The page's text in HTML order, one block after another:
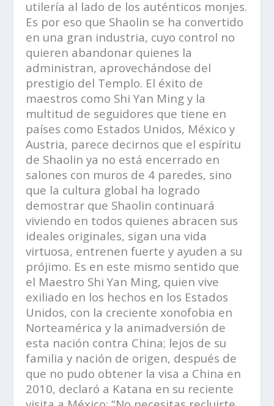
utilería al lado de los auténticos monjes.
Es por eso que Shaolin se ha convertido
en una gran industria, cuyo control no
quieren abandonar quienes la
administran, aprovechándose del
prestigio del Templo. El éxito de
maestros como Shi Yan Ming y la
multitud de seguidores que tiene en
países como Estados Unidos, México y
Austria, parece decirnos que el espíritu
de Shaolin ya no está encerrado en
salones con muros de 4 paredes, sino
que la cultura global ha logrado
demostrar que Shaolin continuará
viviendo en todos quienes abracen sus
ideales originales, sigan una vida
virtuosa, entrenen fuerte y ayuden a su
prójimo. Es en este mismo sentido que
el Maestro Shi Yan Ming, quien vive
exiliado en los hechos en los Estados
Unidos, con la creciente xonofobia en
Norteamérica y la animadversión de
esta nación contra China; lejos de su
familia y nación de origen, después de
que no pudo obtener la visa a China en
2010, declaró a Katana en su reciente